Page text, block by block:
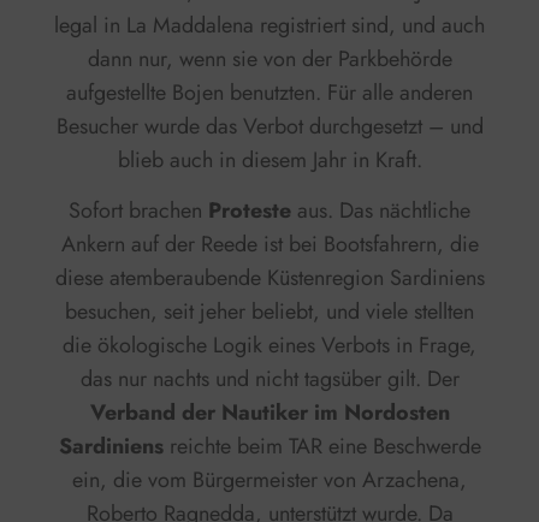
legal in La Maddalena registriert sind, und auch
dann nur, wenn sie von der Parkbehörde
aufgestellte Bojen benutzten. Für alle anderen
Besucher wurde das Verbot durchgesetzt – und
blieb auch in diesem Jahr in Kraft.
Sofort brachen Proteste aus. Das nächtliche
Ankern auf der Reede ist bei Bootsfahrern, die
diese atemberaubende Küstenregion Sardiniens
besuchen, seit jeher beliebt, und viele stellten
die ökologische Logik eines Verbots in Frage,
das nur nachts und nicht tagsüber gilt. Der
Verband der Nautiker im Nordosten
Sardiniens reichte beim TAR eine Beschwerde
ein, die vom Bürgermeister von Arzachena,
Roberto Ragnedda, unterstützt wurde. Da